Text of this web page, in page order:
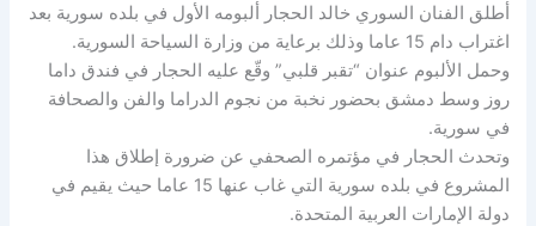
أطلق الفنان السوري خالد الحجار ألبومه الأول في بلده سورية بعد
اغتراب دام 15 عاما وذلك برعاية من وزارة السياحة السورية.
وحمل الألبوم عنوان “تقبر قلبي” وقّع عليه الحجار في فندق داما
روز وسط دمشق بحضور نخبة من نجوم الدراما والفن والصحافة
في سورية.
وتحدث الحجار في مؤتمره الصحفي عن ضرورة إطلاق هذا
المشروع في بلده سورية التي غاب عنها 15 عاما حيث يقيم في
دولة الإمارات العربية المتحدة.